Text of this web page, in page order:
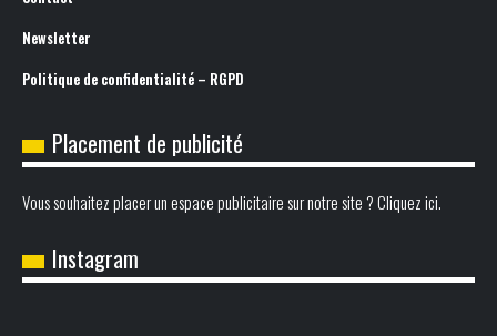
Newsletter
Politique de confidentialité – RGPD
Placement de publicité
Vous souhaitez placer un espace publicitaire sur notre site ? Cliquez ici.
Instagram